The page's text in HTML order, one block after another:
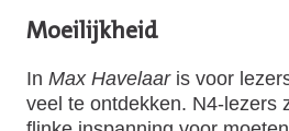
Moeilijkheid
In Max Havelaaris voor
veel te ontdekken. N4-lezers